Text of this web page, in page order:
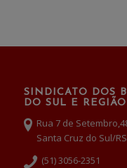
SINDICATO DOS
DO SUL E REGIÃO
Rua 7 de
Santa Cruz do Sul/
(51) 3056-2351